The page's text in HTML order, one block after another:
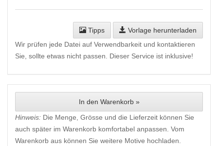
Tipps
Vorlage herunterladen
Wir prüfen jede Datei auf Verwendbarkeit und kontaktieren
Sie, sollte etwas nicht passen. Dieser Service ist inklusive!
In den Warenkorb »
Hinweis: Die Menge, Grösse und die Lieferzeit können Sie
auch später im Warenkorb komfortabel anpassen. Vom
Warenkorb aus können Sie weitere Motive hochladen.